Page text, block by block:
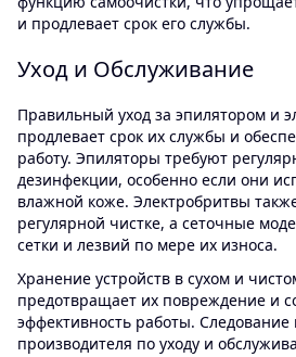
и продлевает срок его службы.
Уход и Обслуживание
Правильный уход за эпилятором и
продлевает срок их службы и
работу. Эпиляторы требуют
дезинфекции, особенно если они
влажной коже. Электробритвы
регулярной чистке, а сеточные
сетки и лезвий по мере их износа.
Хранение устройств в сухом и
предотвращает их повреждение и
эффективность работы. Следование
производителя по уходу и